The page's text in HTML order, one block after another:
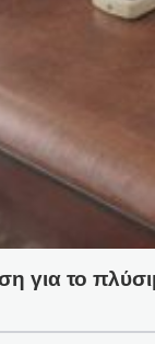
για το